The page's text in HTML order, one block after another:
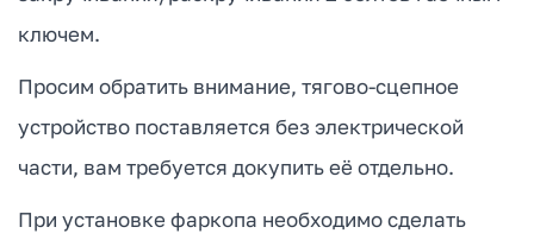
ключем.
Просим обратить внимание, тягово-сцепное
устройство поставляется без электрической
части, вам требуется докупить её отдельно.
При установке фаркопа необходимо сделать